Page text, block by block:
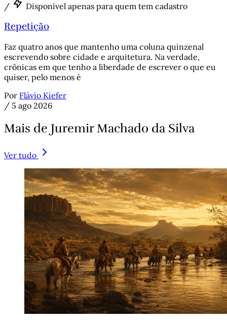
/ Disponível apenas para quem tem cadastro
Repetição
Faz quatro anos que mantenho uma coluna quinzenal
escrevendo sobre cidade e arquitetura. Na verdade,
crônicas em que tenho a liberdade de escrever o que eu
quiser, pelo menos é
Por Flávio Kiefer
/ 5 ago 2026
Mais de Juremir Machado da Silva
Ver tudo